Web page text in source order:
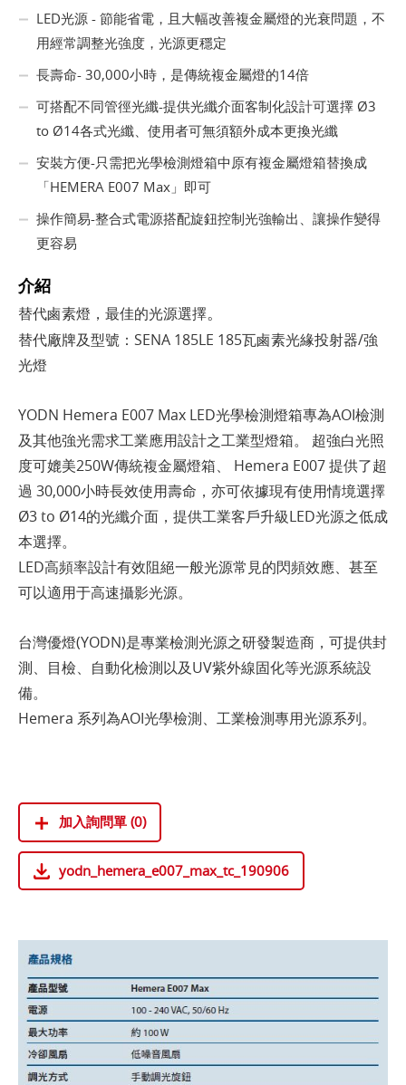
LED光源 - 節能省電，且大幅改善複金屬燈的光衰問題，不
用經常調整光強度，光源更穩定
長壽命- 30,000小時，是傳統複金屬燈的14倍
可搭配不同管徑光纖-提供光纖介面客制化設計可選擇 Ø3
to Ø14各式光纖、使用者可無須額外成本更換光纖
安裝方便-只需把光學檢測燈箱中原有複金屬燈箱替換成
「HEMERA E007 Max」即可
操作簡易-整合式電源搭配旋鈕控制光強輸出、讓操作變得
更容易
介紹
替代鹵素燈，最佳的光源選擇。
替代廠牌及型號：SENA 185LE 185瓦鹵素光緣投射器/強
光燈
YODN Hemera E007 Max LED光學檢測燈箱專為AOI檢測
及其他強光需求工業應用設計之工業型燈箱。 超強白光照
度可媲美250W傳統複金屬燈箱、 Hemera E007 提供了超
過 30,000小時長效使用壽命，亦可依據現有使用情境選擇
Ø3 to Ø14的光纖介面，提供工業客戶升級LED光源之低成
本選擇。
LED高頻率設計有效阻絕一般光源常見的閃頻效應、甚至
可以適用于高速攝影光源。
台灣優燈(YODN)是專業檢測光源之研發製造商，可提供封
測、目檢、自動化檢測以及UV紫外線固化等光源系統設
備。
Hemera 系列為AOI光學檢測、工業檢測專用光源系列。
加入詢問單 (0)
yodn_hemera_e007_max_tc_190906